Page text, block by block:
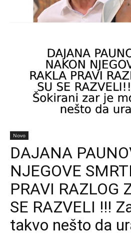
Novo
DAJANA
NJEGOVE
PRAVI RAZLOG
SE RAZVELI !!!
takvo nešto da